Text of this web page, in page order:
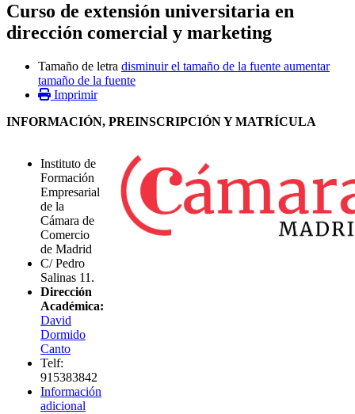
Curso de extensión universitaria en
dirección comercial y marketing
Tamaño de letra disminuir el tamaño de la fuente aumentar
tamaño de la fuente
Imprimir
INFORMACIÓN, PREINSCRIPCIÓN Y MATRÍCULA
Instituto de
Formación
Empresarial
de la
Cámara de
Comercio
de Madrid
C/ Pedro
Salinas 11.
Dirección
Académica:
David
Dormido
Canto
Telf:
915383842
Información
adicional